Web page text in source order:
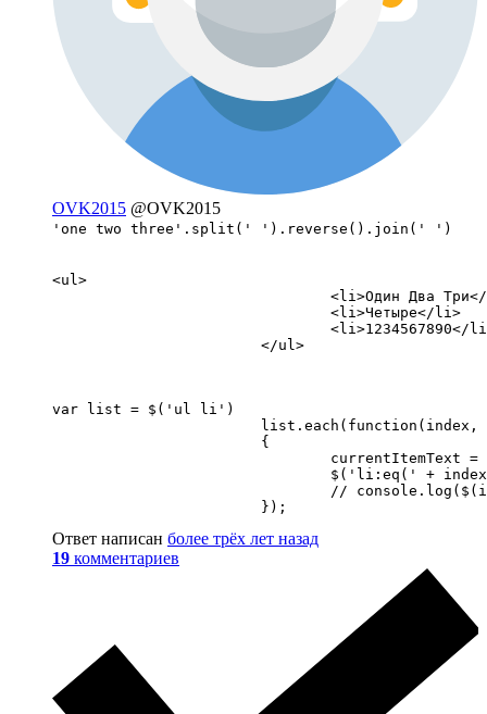
OVK2015 @OVK2015
'one two three'.split(' ').reverse().join(' ')
<ul>
			</ul>
var list = $('ul li')
			});
Ответ написан более трёх лет назад
19 комментариев